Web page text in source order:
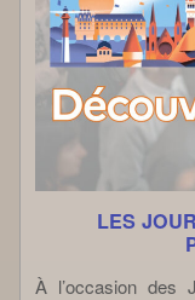
LES
À l’occasion des